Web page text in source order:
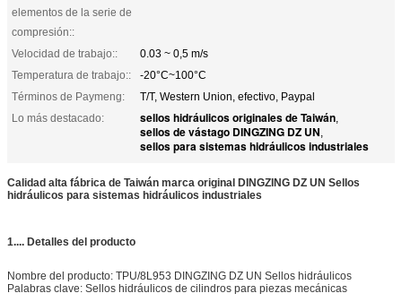
elementos de la serie de
compresión::
Velocidad de trabajo::
0.03 ~ 0,5 m/s
Temperatura de trabajo::
-20°C~100°C
Términos de Paymeng:
T/T, Western Union, efectivo, Paypal
Lo más destacado:
sellos hidráulicos originales de Taiwán,
sellos de vástago DINGZING DZ UN,
sellos para sistemas hidráulicos industriales
Calidad alta fábrica de Taiwán marca original DINGZING DZ UN Sellos
hidráulicos para sistemas hidráulicos industriales
1.... Detalles del producto
Nombre del producto: TPU/8L953 DINGZING DZ UN Sellos hidráulicos
Palabras clave: Sellos hidráulicos de cilindros para piezas mecánicas